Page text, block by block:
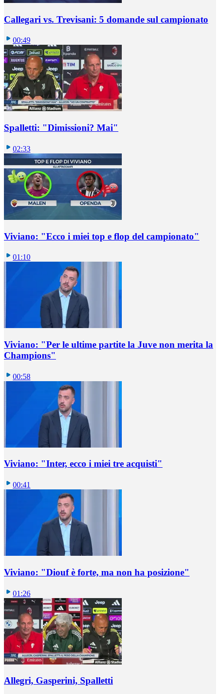
Callegari vs. Trevisani: 5 domande sul campionato
00:49
Spalletti: "Dimissioni? Mai"
02:33
Viviano: "Ecco i miei top e flop del campionato"
01:10
Viviano: "Per le ultime partite la Juve non merita la
Champions"
00:58
Viviano: "Inter, ecco i miei tre acquisti"
00:41
Viviano: "Diouf è forte, ma non ha posizione"
01:26
Allegri, Gasperini, Spalletti